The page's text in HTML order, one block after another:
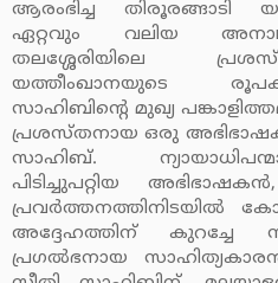
ആരംഭിച്ച തിരൂരങ്ങാടി
ഏറ്റവും വലിയ
തലശ്ശേരിയിലെ
യത്തീംഖാനയുടെ
സാഹിബിന്റെ മുഖ്യ
പ്രശസ്തനായ ഒരു
സാഹിബ്.
പിടിച്ചുപറ്റിയ
പ്രവര്‍ത്തനത്തിനിടയില്‍
അദ്ദേഹത്തിന് കുറച്ചേ
പ്രഗല്‍ഭനായ